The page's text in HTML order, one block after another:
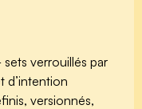
verrouillés par
d’intention
versionnés,